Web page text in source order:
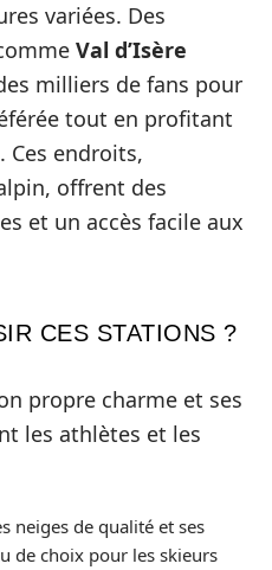
variées. Des
Val d’Isère
milliers de fans pour
tout en profitant
Ces endroits,
offrent des
et un accès facile aux
CES STATIONS ?
propre charme et ses
les athlètes et les
neiges de qualité et ses
de choix pour les skieurs